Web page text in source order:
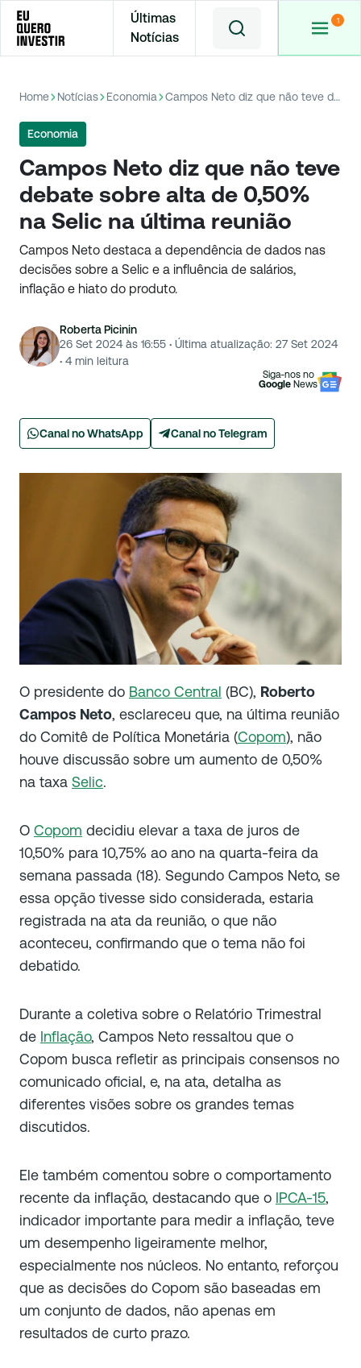
Últimas
Notícias
Home Notícias Economia Campos Neto diz que não teve debate sobre alta de 0,50% na Selic na última reunião
Economia
Campos Neto diz que não teve
debate sobre alta de 0,50%
na Selic na última reunião
Campos Neto destaca a dependência de dados nas
decisões sobre a Selic e a influência de salários,
inflação e hiato do produto.
Roberta Picinin
26 Set 2024 às 16:55 · Última atualização: 27 Set 2024
· 4min leitura
Siga-nos no
Google News
Canal no WhatsApp Canal no Telegram
O presidente do Banco Central (BC), Roberto
Campos Neto, esclareceu que, na última reunião
do Comitê de Política Monetária (Copom), não
houve discussão sobre um aumento de 0,50%
na taxa Selic.
O Copom decidiu elevar a taxa de juros de
10,50% para 10,75% ao ano na quarta-feira da
semana passada (18). Segundo Campos Neto, se
essa opção tivesse sido considerada, estaria
registrada na ata da reunião, o que não
aconteceu, confirmando que o tema não foi
debatido.
Durante a coletiva sobre o Relatório Trimestral
de Inflação, Campos Neto ressaltou que o
Copom busca refletir as principais consensos no
comunicado oficial, e, na ata, detalha as
diferentes visões sobre os grandes temas
discutidos.
Ele também comentou sobre o comportamento
recente da inflação, destacando que o IPCA-15,
indicador importante para medir a inflação, teve
um desempenho ligeiramente melhor,
especialmente nos núcleos. No entanto, reforçou
que as decisões do Copom são baseadas em
um conjunto de dados, não apenas em
resultados de curto prazo.